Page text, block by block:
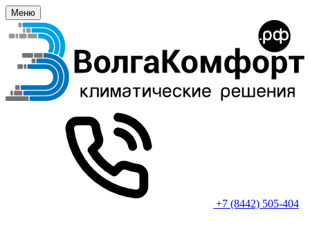
Меню
+7 (8442) 505-404